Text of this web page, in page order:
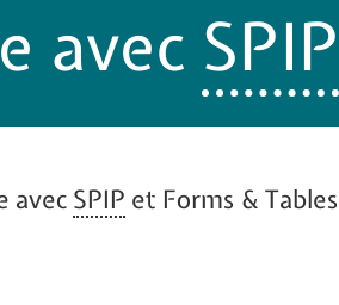
avec SPIP
avec SPIP et Forms & Tables